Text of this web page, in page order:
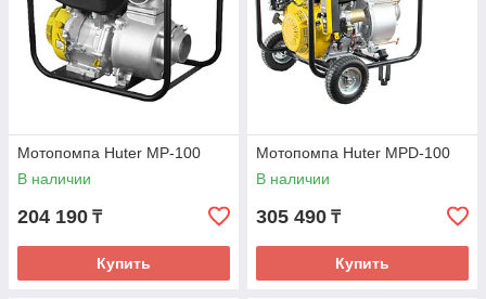
Мотопомпа Huter MP-100
В наличии
204 190 ₸
Купить
Мотопомпа Huter MPD-100
В наличии
305 490 ₸
Купить